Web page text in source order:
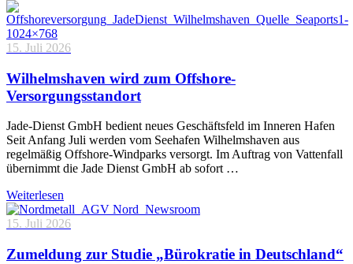
15. Juli 2026
Wilhelmshaven wird zum Offshore-
Versorgungsstandort
Jade-Dienst GmbH bedient neues Geschäftsfeld im Inneren Hafen
Seit Anfang Juli werden vom Seehafen Wilhelmshaven aus
regelmäßig Offshore-Windparks versorgt. Im Auftrag von Vattenfall
übernimmt die Jade Dienst GmbH ab sofort …
Weiterlesen
15. Juli 2026
Zumeldung zur Studie „Bürokratie in Deutschland“